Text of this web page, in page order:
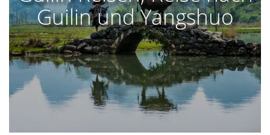
Guilin und Yangshuo